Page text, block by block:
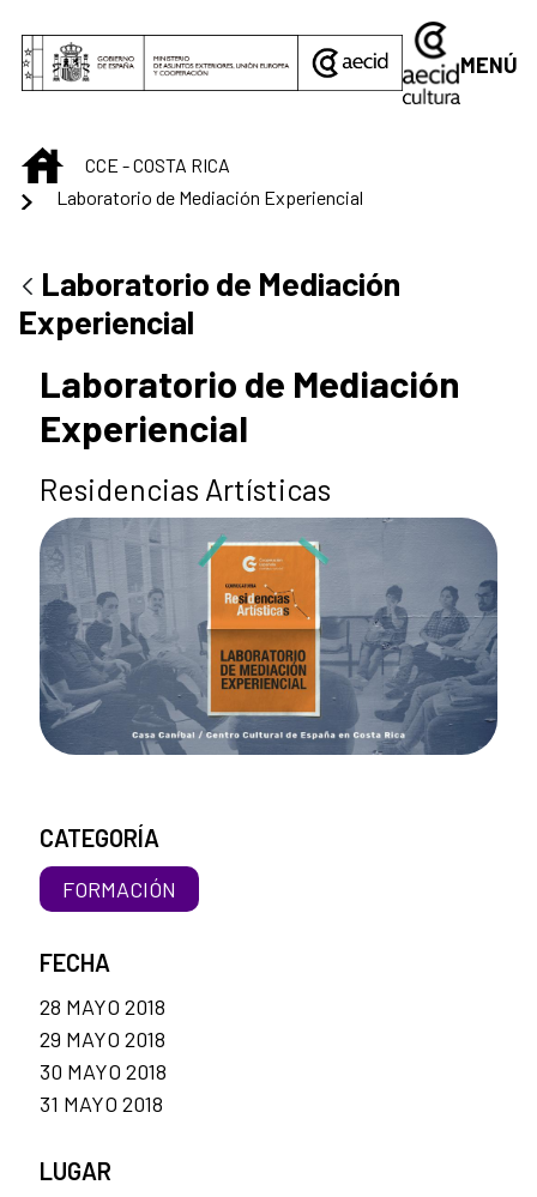
MENÚ
INICIO
CCE - COSTA RICA
Laboratorio de Mediación Experiencial
Laboratorio de Mediación
Experiencial
Laboratorio de Mediación
Experiencial
Residencias Artísticas
CATEGORÍA
FORMACIÓN
FECHA
28 MAYO 2018
29 MAYO 2018
30 MAYO 2018
31 MAYO 2018
LUGAR